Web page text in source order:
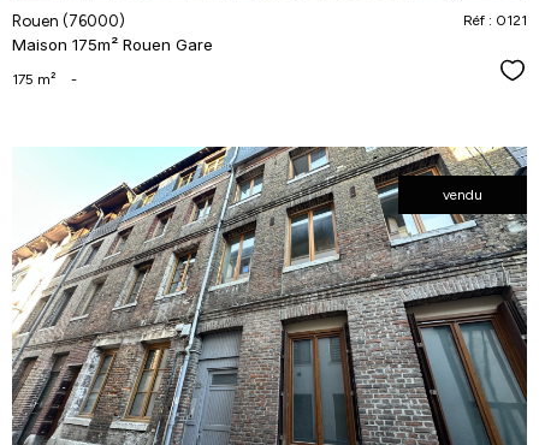
Rouen (76000)
Maison 175m² Rouen Gare
Réf : 0121
175 m² -
vendu
voir le
bien